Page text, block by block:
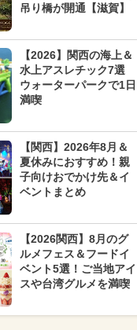
吊り橋が開通【滋賀】
【2026】関西の海上＆
水上アスレチック7選
ウォーターパークで1日
満喫
【関西】2026年8月＆
夏休みにおすすめ！親
子向けおでかけ先＆イ
ベントまとめ
【2026関西】8月のグ
ルメフェス＆フードイ
ベント5選！ご当地アイ
スや台湾グルメを満喫